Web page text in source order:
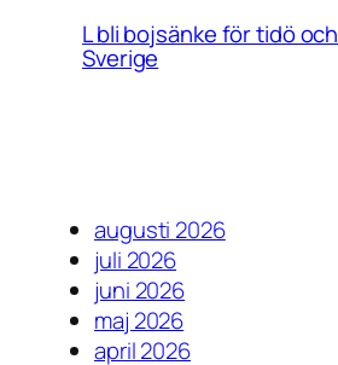
L bli bojsänke för tidö och
Sverige
augusti 2026
juli 2026
juni 2026
maj 2026
april 2026